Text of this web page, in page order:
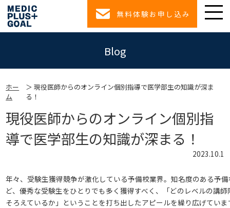
無料体験お申し込み
Blog
ホー
ム
現役医師からのオンライン個別指導で医学部生の知識が深ま
る！
現役医師からのオンライン個別指
導で医学部生の知識が深まる！
2023.10.1
年々、受験生獲得競争が激化している予備校業界。知名度のある予
ど、優秀な受験生をひとりでも多く獲得すべく、「どのレベルの講師
そろえているか」ということを打ち出したアピールを繰り広げていま